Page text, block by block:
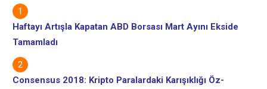
Haftayı Artışla Kapatan ABD Borsası Mart Ayını Ekside
Tamamladı
Consensus 2018: Kripto Paralardaki Karışıklığı Öz-